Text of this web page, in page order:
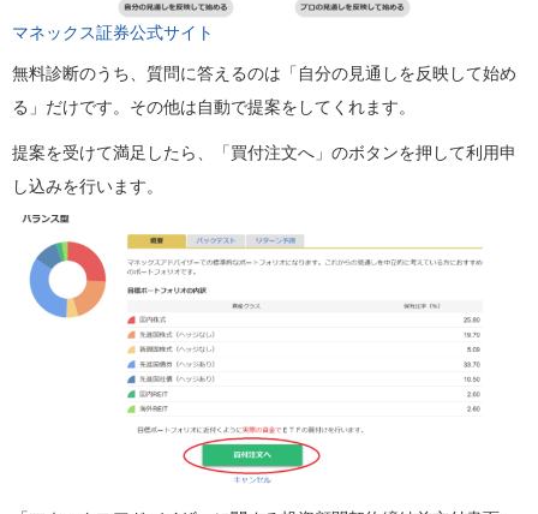
マネックス証券公式サイト
無料診断のうち、質問に答えるのは「自分の見通しを反映して始め
る」だけです。その他は自動で提案をしてくれます。
提案を受けて満足したら、「買付注文へ」のボタンを押して利用申
し込みを行います。